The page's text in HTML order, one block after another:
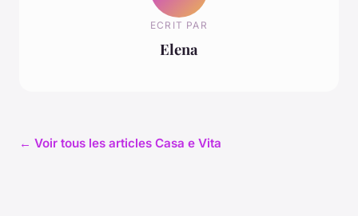
ECRIT PAR
Elena
← Voir tous les articles Casa e Vita